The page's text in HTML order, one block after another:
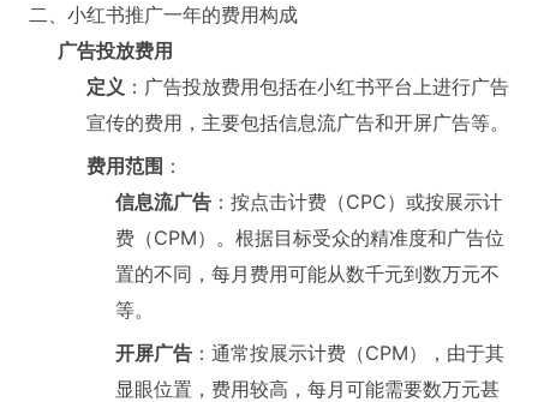
二、小红书推广一年的费用构成
广告投放费用
定义 ：广告投放费用包括在小红书平台上进行广告
宣传的费用，主要包括信息流广告和开屏广告等。
费用范围 ：
信息流广告 ：按点击计费（CPC）或按展示计
费（CPM）。根据目标受众的精准度和广告位
置的不同，每月费用可能从数千元到数万元不
等。
开屏广告 ：通常按展示计费（CPM），由于其
显眼位置，费用较高，每月可能需要数万元甚